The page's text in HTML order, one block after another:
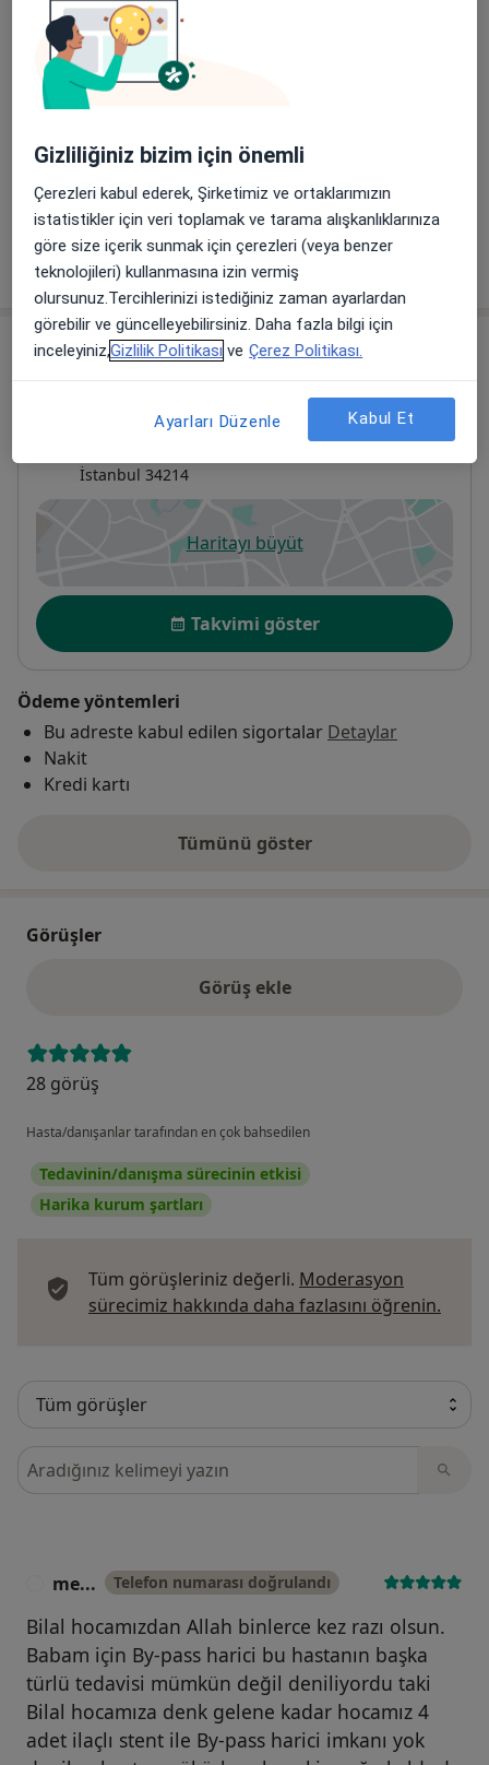
Başlıca Hizmetler
Kardiyoloji Randevusu
Tem Avrupa Otoyolu Göztepe Çıkışı
No: 1Bağcılar, İstanbul
Normal Randevu
Randevu
Adres
Bağcılar Medipol Mega Üniversite
Hastanesi
İstanbul 34214
Haritayı büyütyeni bir sekmede açılır
Uygunluk
Takvimi göster
Ödeme yöntemleri
Bu adreste kabul edilen sigortalar Detaylar
Nakit
Kredi kartı
Tümünü göster
adres hakkında
Görüşler
Görüş ekle
28 görüş
Hasta/danışanlar tarafından en çok bahsedilen
Tedavinin/danışma sürecinin etkisi
Harika kurum şartları
Tüm görüşleriniz değerli. Moderasyon
sürecimiz hakkında daha fazlasını öğrenin.
Görüşler içerisinde ara
me... Telefon numarası doğrulandı
Bilal hocamızdan Allah binlerce kez razı olsun.
Babam için By-pass harici bu hastanın başka
türlü tedavisi mümkün değil deniliyordu taki
Bilal hocamıza denk gelene kadar hocamız 4
adet ilaçlı stent ile By-pass harici imkanı yok
Gizliliğiniz bizim için önemli
Çerezleri kabul ederek, Şirketimiz ve ortaklarımızın
istatistikler için veri toplamak ve tarama alışkanlıklarınıza
göre size içerik sunmak için çerezleri (veya benzer
teknolojileri) kullanmasına izin vermiş
olursunuz.Tercihlerinizi istediğiniz zaman ayarlardan
görebilir ve güncelleyebilirsiniz. Daha fazla bilgi için
inceleyiniz,Gizlilik Politikası ve Çerez Politikası.
Ayarları Düzenle Kabul Et